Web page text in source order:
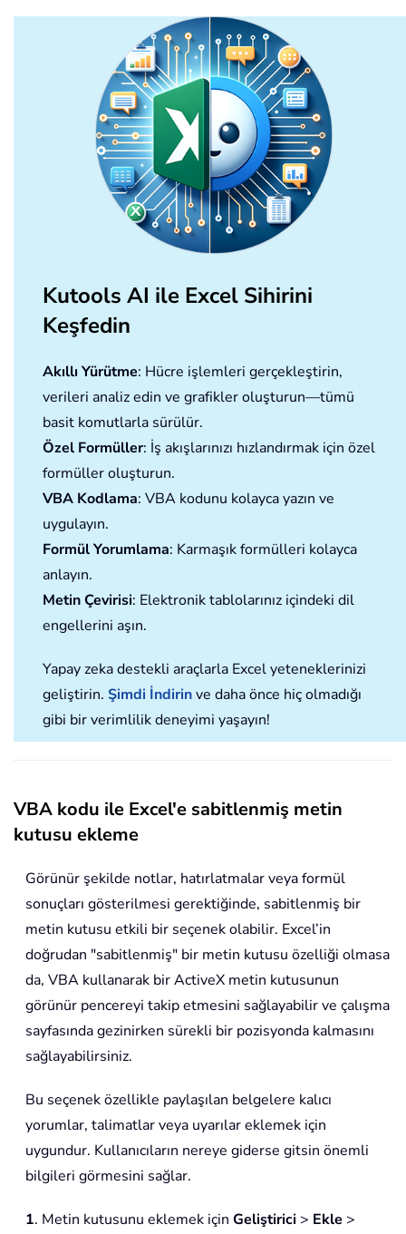
Kutools AI ile Excel Sihirini
Keşfedin
Akıllı Yürütme: Hücre işlemleri gerçekleştirin,
verileri analiz edin ve grafikler oluşturun—tümü
basit komutlarla sürülür.
Özel Formüller: İş akışlarınızı hızlandırmak için özel
formüller oluşturun.
VBA Kodlama: VBA kodunu kolayca yazın ve
uygulayın.
Formül Yorumlama: Karmaşık formülleri kolayca
anlayın.
Metin Çevirisi: Elektronik tablolarınız içindeki dil
engellerini aşın.
Yapay zeka destekli araçlarla Excel yeteneklerinizi
geliştirin. Şimdi İndirinve daha önce hiç olmadığı
gibi bir verimlilik deneyimi yaşayın!
VBA kodu ile Excel'e sabitlenmiş metin
kutusu ekleme
Görünür şekilde notlar, hatırlatmalar veya formül
sonuçları gösterilmesi gerektiğinde, sabitlenmiş bir
metin kutusu etkili bir seçenek olabilir. Excel’in
doğrudan "sabitlenmiş" bir metin kutusu özelliği olmasa
da, VBA kullanarak bir ActiveX metin kutusunun
görünür pencereyi takip etmesini sağlayabilir ve çalışma
sayfasında gezinirken sürekli bir pozisyonda kalmasını
sağlayabilirsiniz.
Bu seçenek özellikle paylaşılan belgelere kalıcı
yorumlar, talimatlar veya uyarılar eklemek için
uygundur. Kullanıcıların nereye giderse gitsin önemli
bilgileri görmesini sağlar.
1. Metin kutusunu eklemek için Geliştirici > Ekle >